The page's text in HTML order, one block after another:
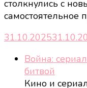
столкнулись с
самостоятельное
31.10.2025
Война:
битвой
Кино и